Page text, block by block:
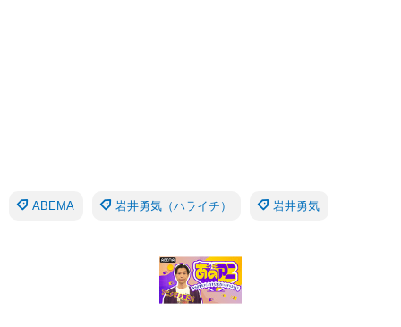
ABEMA 岩井勇気（ハライチ） 岩井勇気